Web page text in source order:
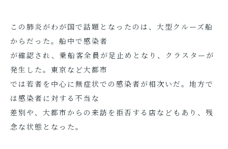
この肺炎がわが国で話題となったのは、大型クルーズ船
からだった。船中で感染者
が確認され、乗船客全員が足止めとなり、クラスターが
発生した。東京など大都市
では若者を中心に無症状での感染者が相次いだ。地方で
は感染者に対する不当な
差別や、大都市からの来訪を拒否する店などもあり、残
念な状態となった。